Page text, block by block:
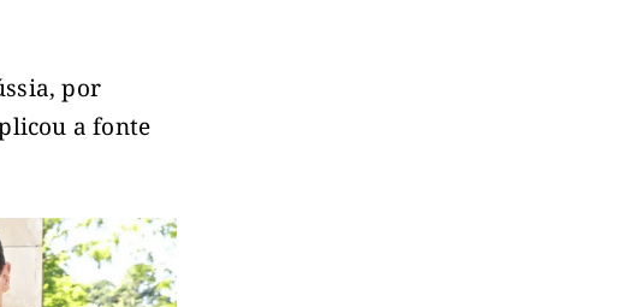
por
a fonte